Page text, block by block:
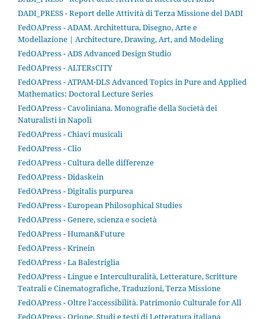
DADI_PRESS - Report delle Attività di Terza Missione del DADI
FedOAPress - ADAM. Architettura, Disegno, Arte e
Modellazione | Architecture, Drawing, Art, and Modeling
FedOAPress - ADS Advanced Design Studio
FedOAPress - ALTERsCITY
FedOAPress - ATPAM-DLS Advanced Topics in Pure and Applied
Mathematics: Doctoral Lecture Series
FedOAPress - Cavoliniana. Monografie della Società dei
Naturalisti in Napoli
FedOAPress - Chiavi musicali
FedOAPress - Clio
FedOAPress - Cultura delle differenze
FedOAPress - Didaskein
FedOAPress - Digitalis purpurea
FedOAPress - European Philosophical Studies
FedOAPress - Genere, scienza e società
FedOAPress - Human&Future
FedOAPress - Krinein
FedOAPress - La Balestriglia
FedOAPress - Lingue e Interculturalità, Letterature, Scritture
Teatrali e Cinematografiche, Traduzioni, Terza Missione
FedOAPress - Oltre l'accessibilità. Patrimonio Culturale for All
FedOAPress - Orione. Studi e testi di Letteratura italiana